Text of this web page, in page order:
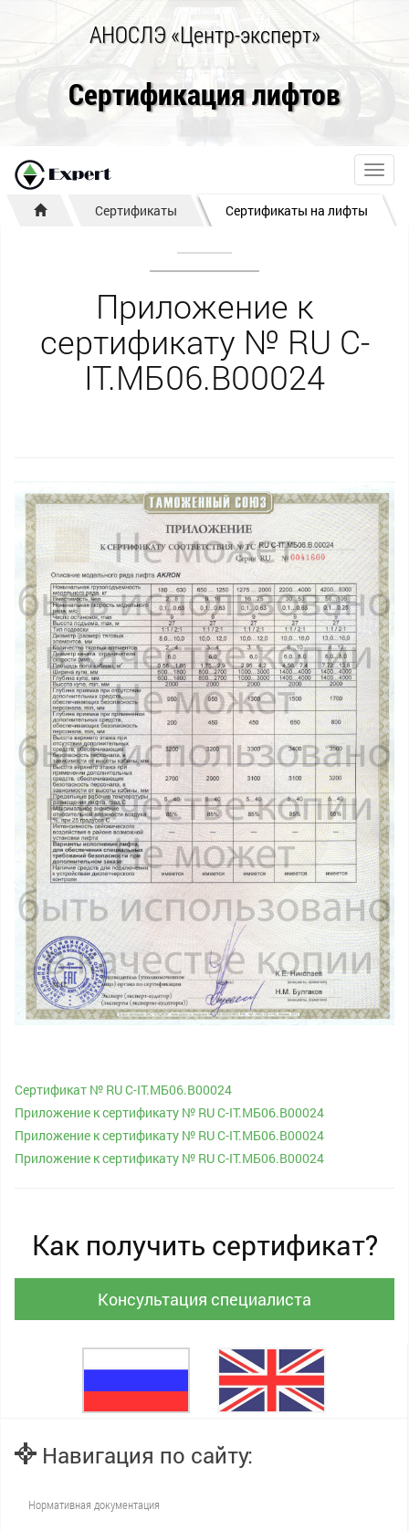
АНОСЛЭ «Центр-эксперт»
Сертификация лифтов
Сертификаты Сертификаты на лифты
Приложение к
сертификату № RU С-
IT.МБ06.В00024
Cертификат № RU С-IT.МБ06.В00024
Приложение к сертификату № RU С-IT.МБ06.В00024
Приложение к сертификату № RU С-IT.МБ06.В00024
Приложение к сертификату № RU С-IT.МБ06.В00024
Как получить сертификат?
Консультация специалиста
Навигация по сайту:
Нормативная документация